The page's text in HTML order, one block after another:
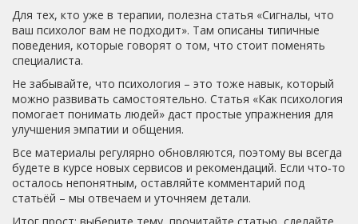
Для тех, кто уже в терапии, полезна статья «Сигналы, что
ваш психолог вам не подходит». Там описаны типичные
поведения, которые говорят о том, что стоит поменять
специалиста.
Не забывайте, что психология – это тоже навык, который
можно развивать самостоятельно. Статья «Как психология
помогает понимать людей» даст простые упражнения для
улучшения эмпатии и общения.
Все материалы регулярно обновляются, поэтому вы всегда
будете в курсе новых сервисов и рекомендаций. Если что‑то
осталось непонятным, оставляйте комментарий под
статьёй – мы отвечаем и уточняем детали.